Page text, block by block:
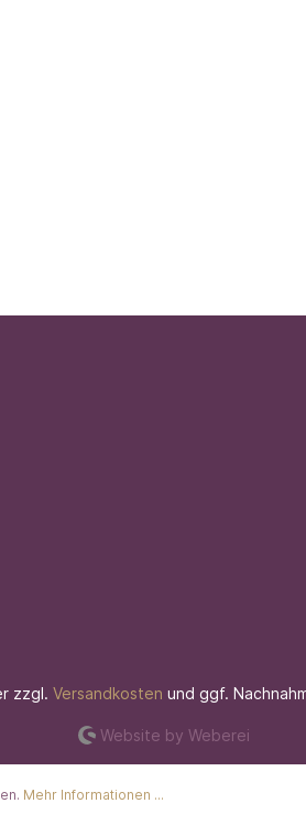
zzgl. Versandkosten und ggf.
Website by Weberei
Mehr Informationen ...